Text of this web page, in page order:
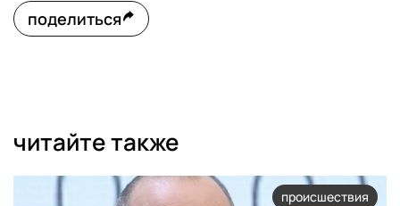
поделиться
читайте также
происшествия